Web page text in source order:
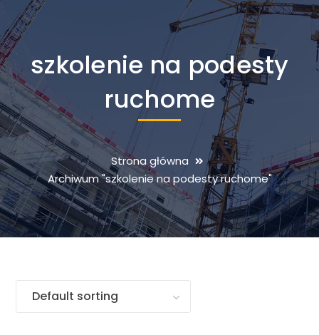
szkolenie na podesty
ruchome
Strona główna
Archiwum "szkolenie na podesty ruchome"